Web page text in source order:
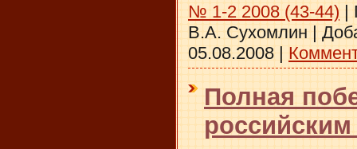
№ 1-2 2008 (43-44) |
В.А. Сухомлин |
05.08.2008 |
Полная